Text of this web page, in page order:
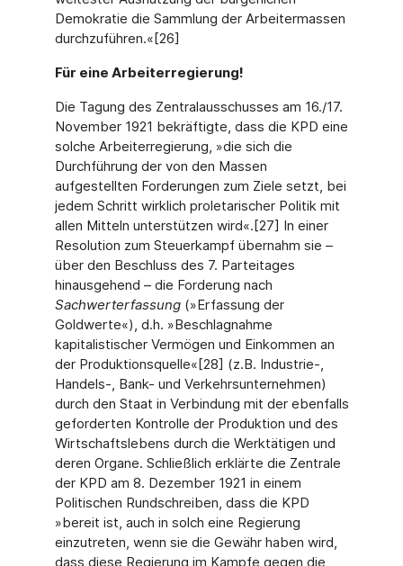
Demokratie die Sammlung der Arbeitermassen
durchzuführen.«[26]
Für eine Arbeiterregierung!
Die Tagung des Zentralausschusses am 16./17.
November 1921 bekräftigte, dass die KPD eine
solche Arbeiterregierung, »die sich die
Durchführung der von den Massen
aufgestellten Forderungen zum Ziele setzt, bei
jedem Schritt wirklich proletarischer Politik mit
allen Mitteln unterstützen wird«.[27] In einer
Resolution zum Steuerkampf übernahm sie –
über den Beschluss des 7. Parteitages
hinausgehend – die Forderung nach
Sachwerterfassung(»Erfassung der
Goldwerte«), d.h. »Beschlagnahme
kapitalistischer Vermögen und Einkommen an
der Produktionsquelle«[28] (z.B. Industrie-,
Handels-, Bank- und Verkehrsunternehmen)
durch den Staat in Verbindung mit der ebenfalls
geforderten Kontrolle der Produktion und des
Wirtschaftslebens durch die Werktätigen und
deren Organe. Schließlich erklärte die Zentrale
der KPD am 8. Dezember 1921 in einem
Politischen Rundschreiben, dass die KPD
»bereit ist, auch in solch eine Regierung
einzutreten, wenn sie die Gewähr haben wird,
dass diese Regierung im Kampfe gegen die